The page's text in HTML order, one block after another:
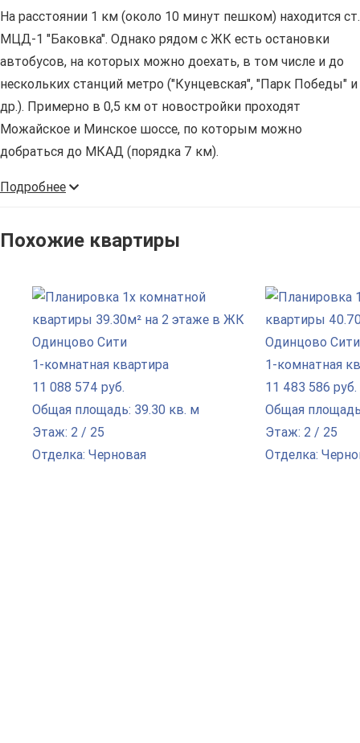
На расстоянии 1 км (около 10 минут пешком) находится ст.
МЦД-1 "Баковка". Однако рядом с ЖК есть остановки
автобусов, на которых можно доехать, в том числе и до
нескольких станций метро ("Кунцевская", "Парк Победы" и
др.). Примерно в 0,5 км от новостройки проходят
Можайское и Минское шоссе, по которым можно
добраться до МКАД (порядка 7 км).
Подробнее
Похожие квартиры
1-комнатная квартира
11 088 574 руб.
Общая площадь: 39.30 кв. м
Этаж: 2 / 25
Отделка: Черновая
1-комнатная
11 483 586 руб.
Общая
Этаж: 2 / 25
Отделка: